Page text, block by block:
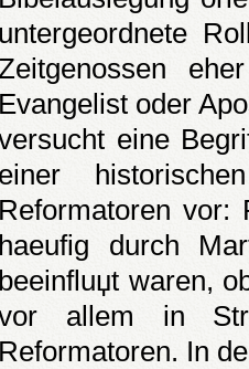
untergeordnete
Evangelist oder
eine
einer
Reformatoren vor:
haeufig durch
beeinfluџt waren,
allem in
Reformatoren. In